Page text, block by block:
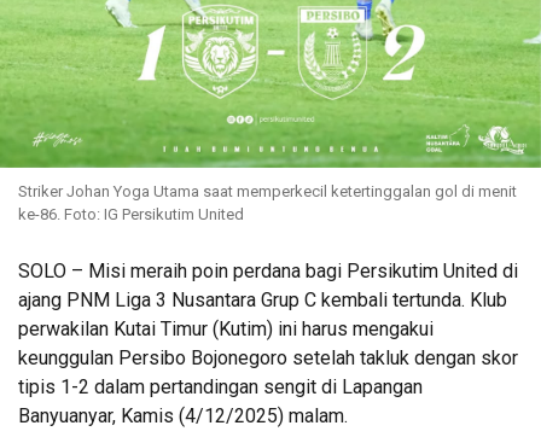
Striker Johan Yoga Utama saat memperkecil ketertinggalan gol di menit
ke-86. Foto: IG Persikutim United
SOLO – Misi meraih poin perdana bagi Persikutim United di
ajang PNM Liga 3 Nusantara Grup C kembali tertunda. Klub
perwakilan Kutai Timur (Kutim) ini harus mengakui
keunggulan Persibo Bojonegoro setelah takluk dengan skor
tipis 1-2 dalam pertandingan sengit di Lapangan
Banyuanyar, Kamis (4/12/2025) malam.